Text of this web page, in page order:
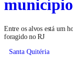
Entre os alvos está um
foragido no RJ
Santa Quitéria